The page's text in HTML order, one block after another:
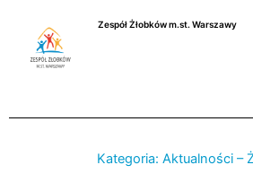
Zespół Żłobków m.st. Warszawy
Kategoria: Aktualności –